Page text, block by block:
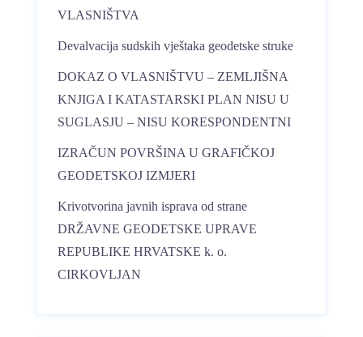
VLASNIŠTVA
Devalvacija sudskih vještaka geodetske struke
DOKAZ O VLASNIŠTVU – ZEMLJIŠNA
KNJIGA I KATASTARSKI PLAN NISU U
SUGLASJU – NISU KORESPONDENTNI
IZRAČUN POVRŠINA U GRAFIČKOJ
GEODETSKOJ IZMJERI
Krivotvorina javnih isprava od strane
DRŽAVNE GEODETSKE UPRAVE
REPUBLIKE HRVATSKE k. o.
CIRKOVLJAN